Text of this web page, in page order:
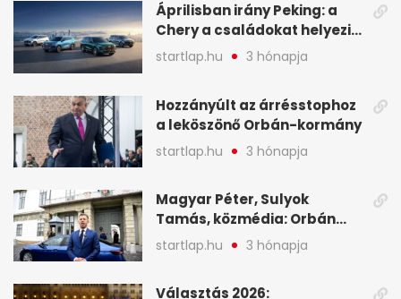
Áprilisban irány Peking: a
Chery a családokat helyezi
globális mobilitási
programja középpontjába
startlap.hu 3 hónapja
Hozzányúlt az árrésstophoz
a leköszönő Orbán-kormány
startlap.hu 3 hónapja
Magyar Péter, Sulyok
Tamás, közmédia: Orbán
Viktor április 13. óta hallgat,
közben pörögnek az
startlap.hu 3 hónapja
Választás 2026: